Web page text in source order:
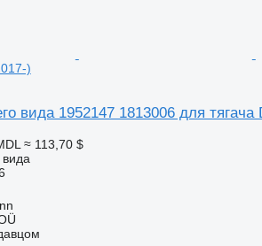
)
вида 1952147 1813006 для
≈ 113,70 $